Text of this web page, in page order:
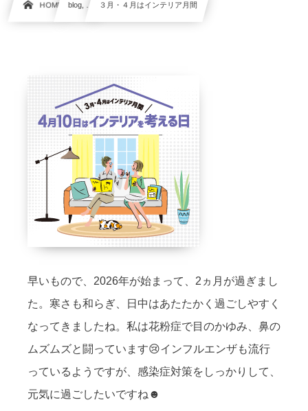
HOME blog, … ３月・４月はインテリア月間
早いもので、2026年が始まって、2ヵ月が過ぎまし
た。寒さも和らぎ、日中はあたたかく過ごしやすく
なってきましたね。私は花粉症で目のかゆみ、鼻の
ムズムズと闘っています😢インフルエンザも流行
っているようですが、感染症対策をしっかりして、
元気に過ごしたいですね☻